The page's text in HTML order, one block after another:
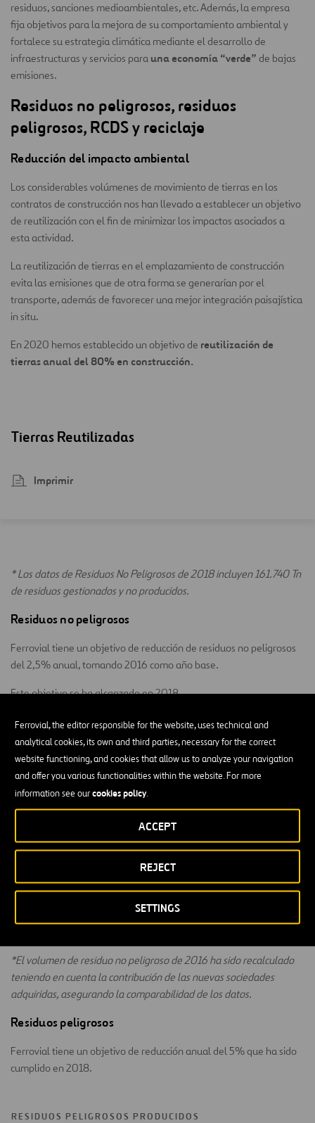
Ferrovial, the editor responsible for the website, uses technical and
analytical cookies, its own and third parties, necessary for the correct
website functioning, and cookies that allow us to analyze your navigation
and offer you various functionalities within the website. For more
information see ourcookies policy.
SETTINGS
REJECT
ACCEPT
residuos, sanciones medioambientales, etc. Además, la empresa
fija objetivos para la mejora de su comportamiento ambiental y
fortalece su estrategia climática mediante el desarrollo de
infraestructuras y servicios para una economía “verde” de bajas
emisiones.
Residuos no peligrosos, residuos
peligrosos, RCDS y reciclaje
Reducción del impacto ambiental
Los considerables volúmenes de movimiento de tierras en los
contratos de construcción nos han llevado a establecer un objetivo
de reutilización con el fin de minimizar los impactos asociados a
esta actividad.
La reutilización de tierras en el emplazamiento de construcción
evita las emisiones que de otra forma se generarían por el
transporte, además de favorecer una mejor integración paisajística
in situ.
En 2020 hemos establecido un objetivo de reutilización de
tierras anual del 80% en construcción.
Tierras Reutilizadas
Imprimir
* Los datos de Residuos No Peligrosos de 2018 incluyen 161.740 Tn
de residuos gestionados y no producidos.
Residuos no peligrosos
Ferrovial tiene un objetivo de reducción de residuos no peligrosos
del 2,5% anual, tomando 2016 como año base.
Este objetivo se ha alcanzado en 2018.
RESIDUOS NO PELIGROSOS(TN)
2016
627.897
2017
2018
Annual 2018 incluyen 161,740 Tn de residuo no peligroso
*El volumen de residuo no peligroso de 2016 ha sido recalculado
teniendo en cuenta la contribución de las nuevas sociedades
adquiridas, asegurando la comparabilidad de los datos.
Residuos peligrosos
Ferrovial tiene un objetivo de reducción anual del 5% que ha sido
cumplido en 2018.
RESIDUOS PELIGROSOS PRODUCIDOS